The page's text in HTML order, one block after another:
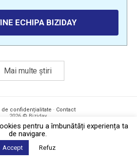
ECHIPA BIZIDAY
Mai multe știri
de confidențialitate · Contact
2026 © Biziday
pentru a îmbunătăți experiența ta
de navigare.
Accept Refuz